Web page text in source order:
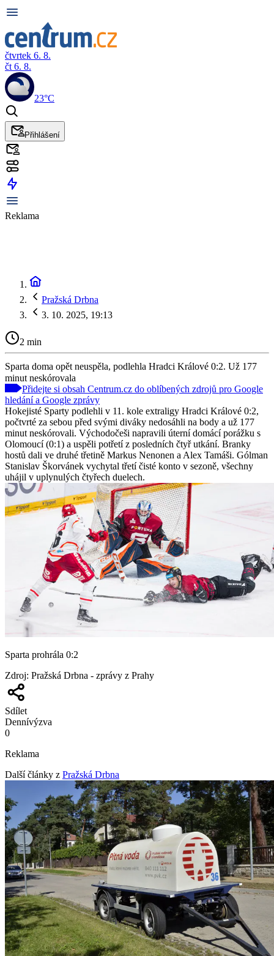
čtvrtek 6. 8.
čt 6. 8.
23°C
Přihlášení
Reklama
Pražská Drbna
3. 10. 2025, 19:13
2 min
Sparta doma opět neuspěla, podlehla Hradci Králové 0:2. Už 177
minut neskórovala
Přidejte si obsah Centrum.cz do oblíbených zdrojů pro Google
hledání a Google zprávy
Hokejisté Sparty podlehli v 11. kole extraligy Hradci Králové 0:2,
počtvrté za sebou před svými diváky nedosáhli na body a už 177
minut neskórovali. Východočeši napravili úterní domácí porážku s
Olomoucí (0:1) a uspěli potřetí z posledních čtyř utkání. Branky
hostů dali ve druhé třetině Markus Nenonen a Alex Tamáši. Gólman
Stanislav Škorvánek vychytal třetí čisté konto v sezoně, všechny
uhájil v uplynulých čtyřech duelech.
Sparta prohrála 0:2
Zdroj: Pražská Drbna - zprávy z Prahy
Sdílet
Dennívýzva
0
Reklama
Další články z Pražská Drbna